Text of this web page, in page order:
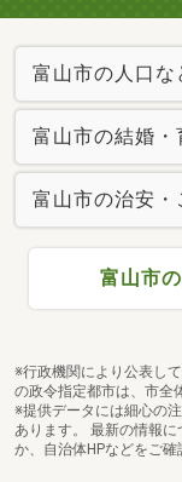
富山市の人口な
富山市の結婚・
富山市の治安・
富山市
※行政機関により公表し
の政令指定都市は、市全
※提供データには細心の
あります。 最新の情報
か、自治体HPなどをご確